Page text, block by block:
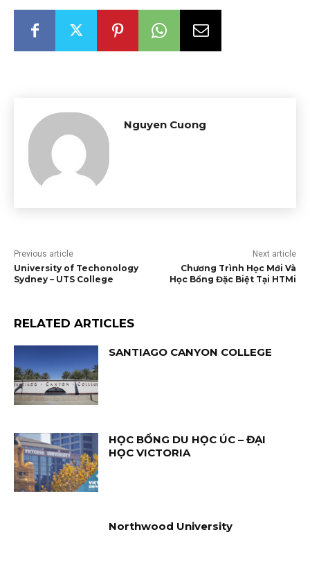
Nguyen Cuong
Previous article
University of Techonology
Sydney – UTS College
Next article
Chương Trình Học Mới Và
Học Bổng Đặc Biệt Tại HTMi
RELATED ARTICLES
SANTIAGO CANYON COLLEGE
HỌC BỔNG DU HỌC ÚC – ĐẠI
HỌC VICTORIA
Northwood University